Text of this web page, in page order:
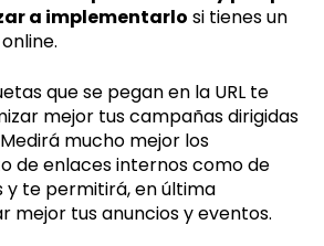
a implementarlo si tienes un
que se pegan en la URL te
mejor tus campañas dirigidas
mucho mejor los
de enlaces internos como de
y te permitirá, en última
mejor tus anuncios y eventos.